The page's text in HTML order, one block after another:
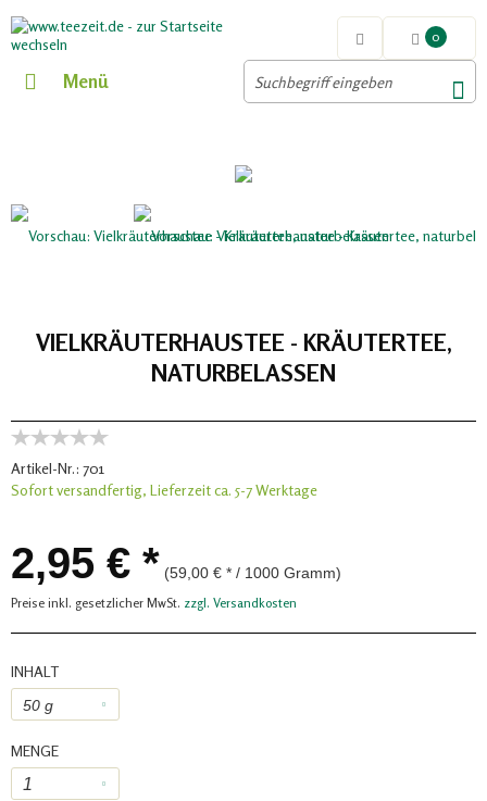
0
Menü
VIELKRÄUTERHAUSTEE - KRÄUTERTEE,
NATURBELASSEN
Artikel-Nr.: 701
Sofort versandfertig, Lieferzeit ca. 5-7 Werktage
2,95 € * (59,00 € * / 1000 Gramm)
Preise inkl. gesetzlicher MwSt. zzgl. Versandkosten
INHALT
MENGE